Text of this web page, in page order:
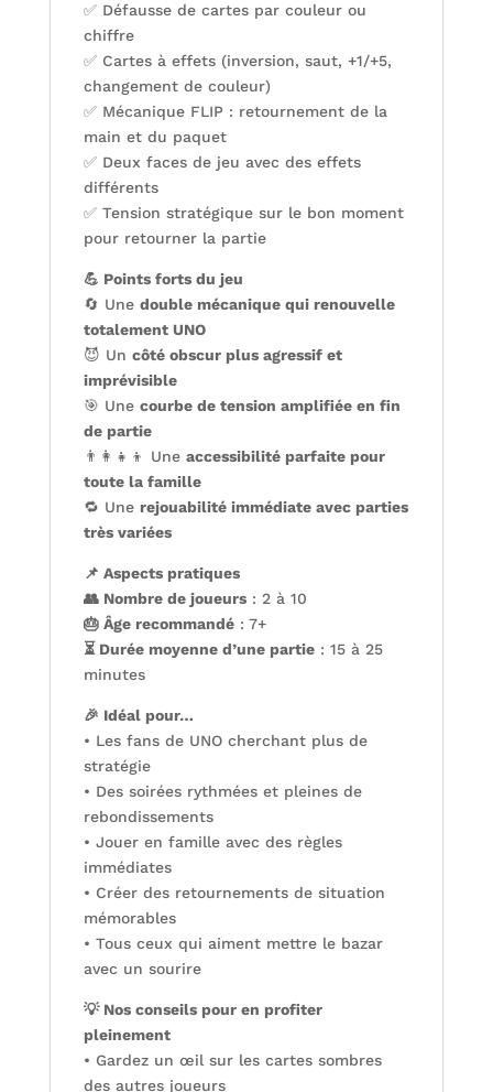
✅ Défausse de cartes par couleur ou
chiffre
✅ Cartes à effets (inversion, saut, +1/+5,
changement de couleur)
✅ Mécanique FLIP : retournement de la
main et du paquet
✅ Deux faces de jeu avec des effets
différents
✅ Tension stratégique sur le bon moment
pour retourner la partie
💪 Points forts du jeu
🔄 Une double mécanique qui renouvelle
totalement UNO
😈 Un côté obscur plus agressif et
imprévisible
🎯 Une courbe de tension amplifiée en fin
de partie
👨‍👩‍👧‍👦 Une accessibilité parfaite pour
toute la famille
🔁 Une rejouabilité immédiate avec parties
très variées
📌 Aspects pratiques
👥 Nombre de joueurs: 2 à 10
🎂 Âge recommandé: 7+
⏳ Durée moyenne d’une partie: 15 à 25
minutes
🎉 Idéal pour…
• Les fans de UNO cherchant plus de
stratégie
• Des soirées rythmées et pleines de
rebondissements
• Jouer en famille avec des règles
immédiates
• Créer des retournements de situation
mémorables
• Tous ceux qui aiment mettre le bazar
avec un sourire
💡 Nos conseils pour en profiter
pleinement
• Gardez un œil sur les cartes sombres
des autres joueurs